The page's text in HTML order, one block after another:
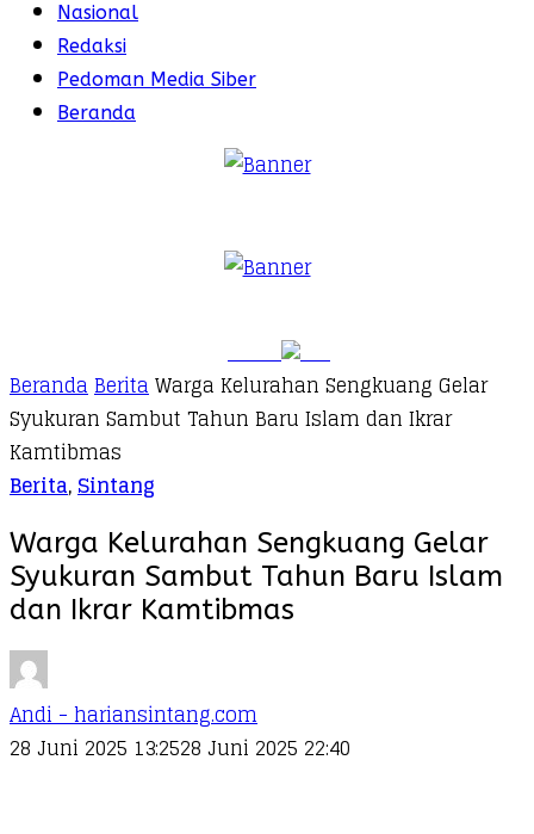
Nasional
Redaksi
Pedoman Media Siber
Beranda
BerandaBeritaWarga Kelurahan Sengkuang Gelar
Syukuran Sambut Tahun Baru Islam dan Ikrar
Kamtibmas
Berita,Sintang
Warga Kelurahan Sengkuang Gelar
Syukuran Sambut Tahun Baru Islam
dan Ikrar Kamtibmas
Andi - hariansintang.com
28 Juni 2025 13:2528 Juni 2025 22:40